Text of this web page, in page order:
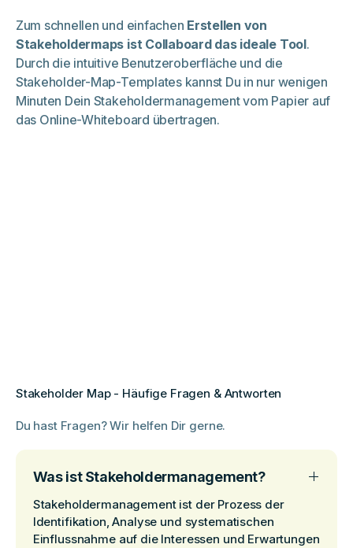
Zum schnellen und einfachen Erstellen von
Stakeholdermaps ist Collaboard das ideale Tool.
Durch die intuitive Benutzeroberfläche und die
Stakeholder-Map-Templates kannst Du in nur wenigen
Minuten Dein Stakeholdermanagement vom Papier auf
das Online-Whiteboard übertragen.
Stakeholder Map - Häufige Fragen & Antworten
Du hast Fragen? Wir helfen Dir gerne.
Was ist Stakeholdermanagement?
Stakeholdermanagement ist der Prozess der
Identifikation, Analyse und systematischen
Einflussnahme auf die Interessen und Erwartungen